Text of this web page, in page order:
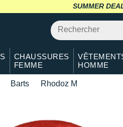
SUMMER
CHAUSSURES
FEMME
HOMME
Barts Rhodoz M
Qté:
Qté: 5